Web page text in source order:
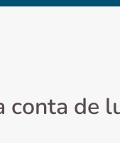
conta de